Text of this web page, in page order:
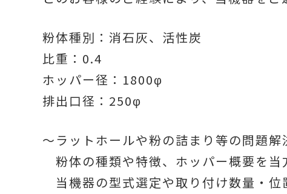
粉体種別：消石灰、活性炭
比重：0.4
ホッパー径：1800φ
排出口径：250φ
～ラットホールや粉の詰まり等の問題解
粉体の種類や特徴、ホッパー概要を当
当機器の型式選定や取り付け数量・